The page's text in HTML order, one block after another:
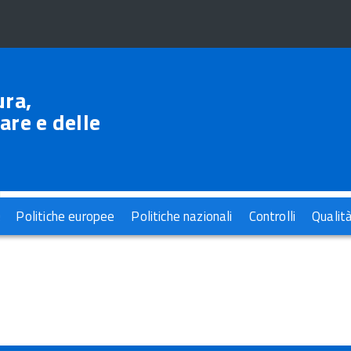
e delle
Politiche europee Politiche nazionali Controlli